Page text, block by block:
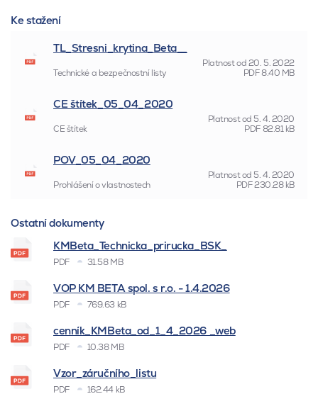
Ke stažení
TL_Stresni_krytina_Beta__
Platnost od20. 5. 2022
Technické a bezpečnostní listy
PDF8.40 MB
CE štítek_05_04_2020
Platnost od 5. 4. 2020
CE štítek
PDF82.81 kB
POV_05_04_2020
Platnost od 5. 4. 2020
Prohlášení o vlastnostech
PDF230.28 kB
Ostatní dokumenty
KMBeta_Technicka_prirucka_BSK_
PDF 31.58 MB
VOP KM BETA spol. s r.o. - 1.4.2026
PDF 769.63 kB
cenník_KMBeta_od_1_4_2026 _web
PDF 10.38 MB
Vzor_záručního_listu
PDF 162.44 kB